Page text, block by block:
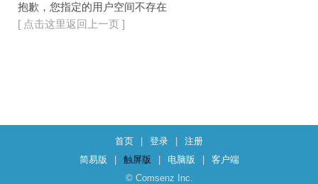
抱歉，您指定的用户空间不存在
[ 点击这里返回上一页 ]
首页 登录
注册
简易版
触屏版 电脑版
客户端
© Comsenz Inc.